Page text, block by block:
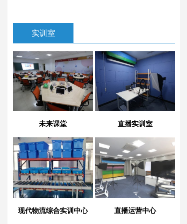
实训室
未来课堂 直播实训室
现代物流综合实训中心 直播运营中心